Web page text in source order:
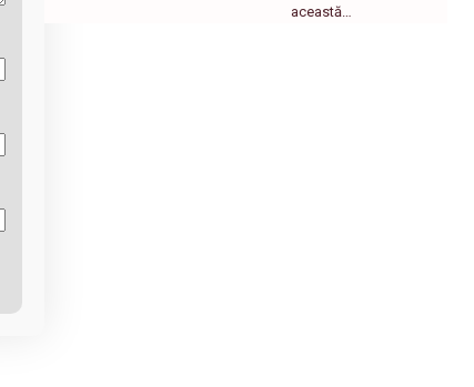
această…